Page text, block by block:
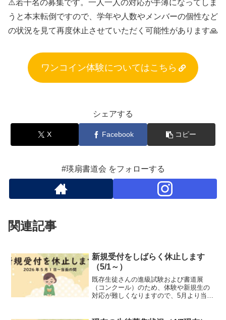
⚠️若干名の募集です。一人一人の対応が手薄になってしま
うと本末転倒ですので、学年や人数やメンバーの個性など
の状況を見て再度休止させていただく可能性があります🙏
ワンコイン体験についてはこちら
シェアする
X Facebook コピー
#瑛扇書道会 をフォローする
関連記事
新規受付をしばらく休止します
（5/1～）
既存生徒さんの進級試験および書道展
（コンクール）のため、体験や新規生の
対応が難しくなりますので、5月より当面